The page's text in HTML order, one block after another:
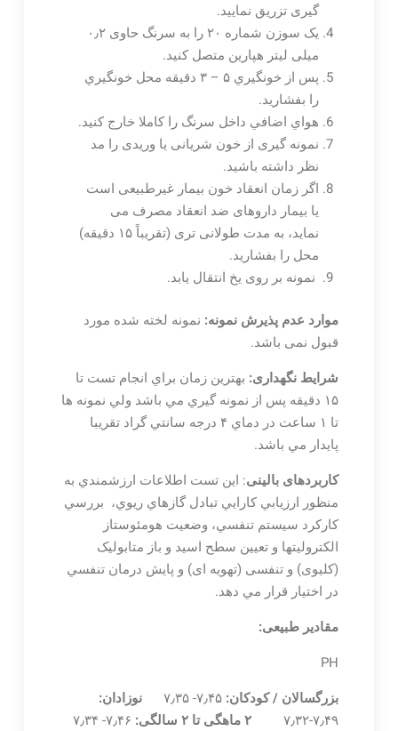
گیری تزریق نمایید.
یک سوزن شماره ۲۰ را به سرنگ حاوی ۰٫۲
میلی لیتر هپارین متصل کنید.
پس از خونگيري ۵ – ۳ دقيقه محل خونگيري
را بفشاريد.
هواي اضافي داخل سرنگ را كاملا خارج كنيد.
نمونه گیری از خون شریانی یا وریدی را مد
نظر داشته باشید.
اگر زمان انعقاد خون بیمار غیرطبیعی است
یا بیمار داروهای ضد انعقاد مصرف می
نماید، به مدت طولانی تری (تقریباً ۱۵ دقیقه)
محل را بفشارید.
نمونه بر روی یخ انتقال یابد.
موارد عدم پذیرش نمونه: نمونه لخته شده مورد
قبول نمی باشد.
شرایط نگهداری: بهترين زمان براي انجام تست تا
۱۵ دقيقه پس از نمونه گيري مي باشد ولي نمونه ها
تا ۱ ساعت در دماي ۴ درجه سانتي گراد تقريبا
پايدار مي باشد.
کاربردهای بالینی: اين تست اطلاعات ارزشمندي به
منظور ارزيابي كارايي تبادل گازهاي ريوي، بررسي
كاركرد سيستم تنفسي، وضعیت هومئوستاز
الکترولیتها و تعيين سطح اسيد و باز متابولیک
(کلیوی) و تنفسی (تهویه ای) و پايش درمان تنفسي
در اختيار قرار مي دهد.
مقادیر طبیعی:
PH
بزرگسالان / کودکان:
نوزادان:
۷٫۴۹-۷٫۳۲
۲ ماهگی تا ۲ سالگی: